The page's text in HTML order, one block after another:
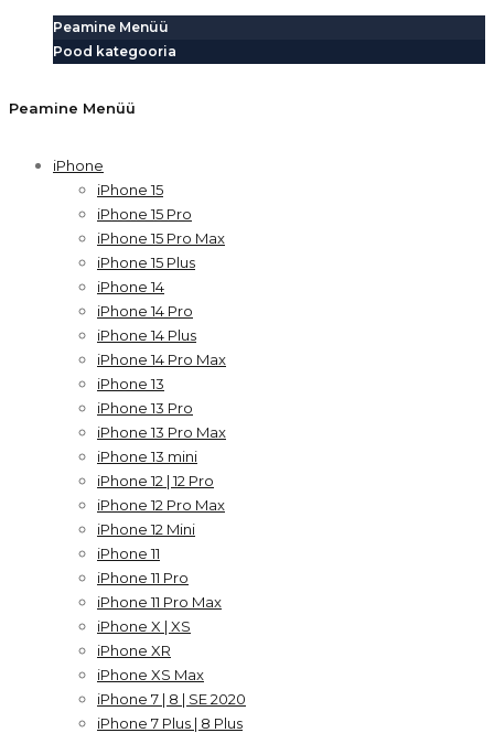
Peamine Menüü
Pood kategooria
Peamine Menüü
iPhone
iPhone 15
iPhone 15 Pro
iPhone 15 Pro Max
iPhone 15 Plus
iPhone 14
iPhone 14 Pro
iPhone 14 Plus
iPhone 14 Pro Max
iPhone 13
iPhone 13 Pro
iPhone 13 Pro Max
iPhone 13 mini
iPhone 12 | 12 Pro
iPhone 12 Pro Max
iPhone 12 Mini
iPhone 11
iPhone 11 Pro
iPhone 11 Pro Max
iPhone X | XS
iPhone XR
iPhone XS Max
iPhone 7 | 8 | SE 2020
iPhone 7 Plus | 8 Plus